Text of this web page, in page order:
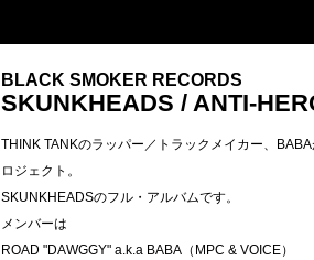
BLACK SMOKER RECORDS
SKUNKHEADS / ANTI-
THINK TANKのラッパー／トラックメイカー、
ロジェクト。
SKUNKHEADSのフル・アルバムです。
メンバーは
ROAD "DAWGGY" a.k.a BABA（MPC & VOICE）